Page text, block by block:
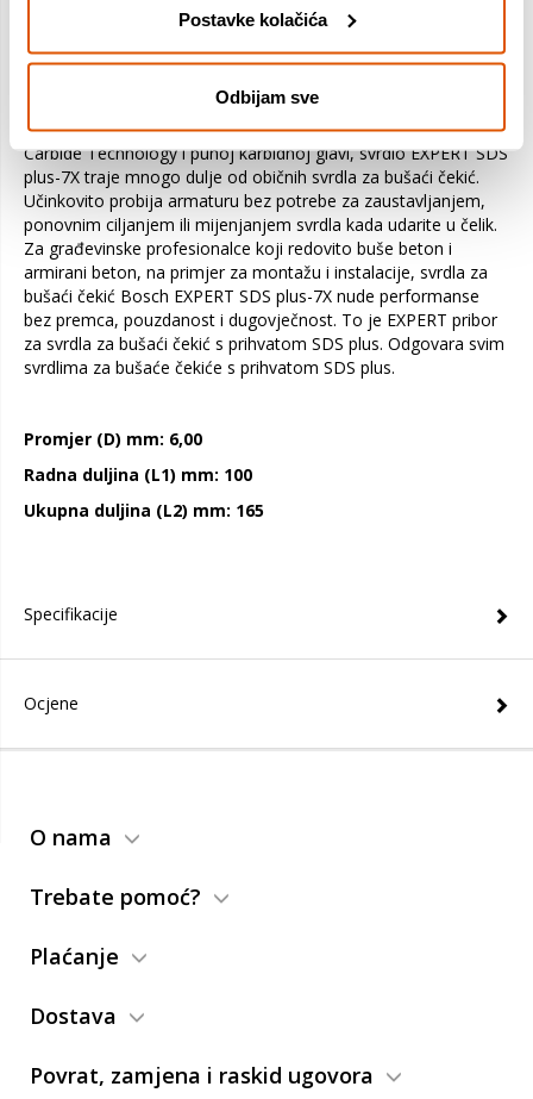
Postavke kolačića
Odbijam sve
armiranog betona težak je posao koji uzima svoj danak na
svrdlima za bušaći čekić. Obična svrdla s dva rezna ruba
zapinju u armaturi i na kraju pucaju. Puna karbidna glava na
ruba izrađena je od jednog komada najtvrđeg metala: neće se
zaglaviti i iznimno je čvrsta. Zahvaljujući tehnologiji Bosch
Carbide Technology i punoj karbidnoj glavi, svrdlo EXPERT SDS
plus-7X traje mnogo dulje od običnih svrdla za bušaći čekić.
Učinkovito probija armaturu bez potrebe za zaustavljanjem,
ponovnim ciljanjem ili mijenjanjem svrdla kada udarite u čelik.
Za građevinske profesionalce koji redovito buše beton i
armirani beton, na primjer za montažu i instalacije, svrdla za
bušaći čekić Bosch EXPERT SDS plus-7X nude performanse
bez premca, pouzdanost i dugovječnost. To je EXPERT pribor
za svrdla za bušaći čekić s prihvatom SDS plus. Odgovara svim
svrdlima za bušaće čekiće s prihvatom SDS plus.
Promjer (D) mm: 6,00
Radna duljina (L1) mm: 100
Ukupna duljina (L2) mm: 165
Specifikacije
Ocjene
O nama
Trebate pomoć?
Plaćanje
Dostava
Povrat, zamjena i raskid ugovora